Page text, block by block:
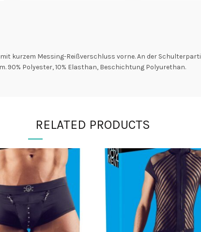
kurzem Messing-Reißverschluss vorne. An der
Polyester, 10% Elasthan, Beschichtung Polyurethan.
RELATED PRODUCTS